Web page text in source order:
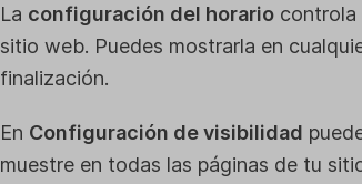
La configuración del horariocontrola
sitio web. Puedes mostrarla en
finalización.
En Configuración de visibilidad
muestre en todas las páginas de tu